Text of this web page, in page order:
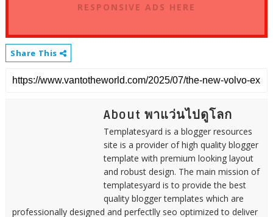
RESPONSIVE ADS HERE
Share This
About พาแว่นไปดูโลก
Templatesyard is a blogger resources
site is a provider of high quality blogger
template with premium looking layout
and robust design. The main mission of
templatesyard is to provide the best
quality blogger templates which are
professionally designed and perfectlly seo optimized to deliver